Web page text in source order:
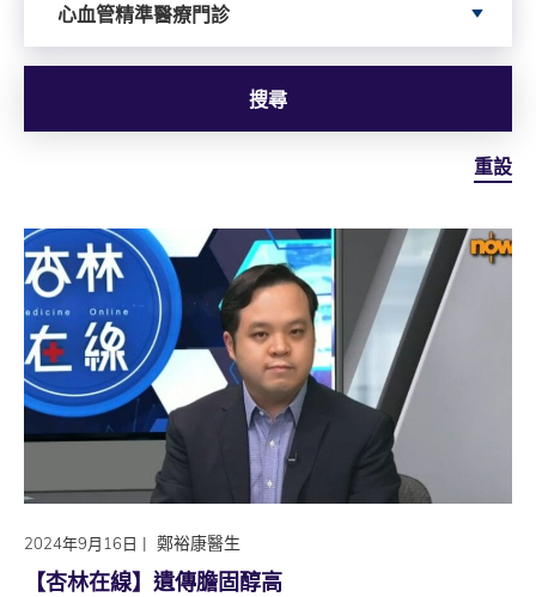
心血管精準醫療門診
搜尋
重設
2024年9月16日 | 鄭裕康醫生
【杏林在線】遺傳膽固醇高